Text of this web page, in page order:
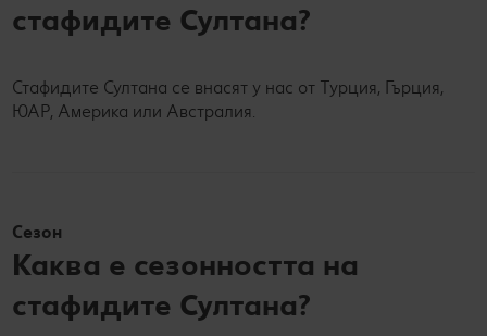
стафидите Султана?
Стафидите Султана се внасят у нас от Турция, Гърция,
ЮАР, Америка или Австралия.
Сезон
Каква е сезонността на
стафидите Султана?